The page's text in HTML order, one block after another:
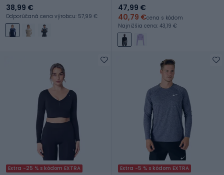
38,99 €
Odporúčaná cena výrobcu: 57,99 €
47,99 €
40,79 €cena s kódom
Najnižšia cena: 43,19 €
Extra -25 % s kódom EXTRA Extra -5 % s kódom EXTRA